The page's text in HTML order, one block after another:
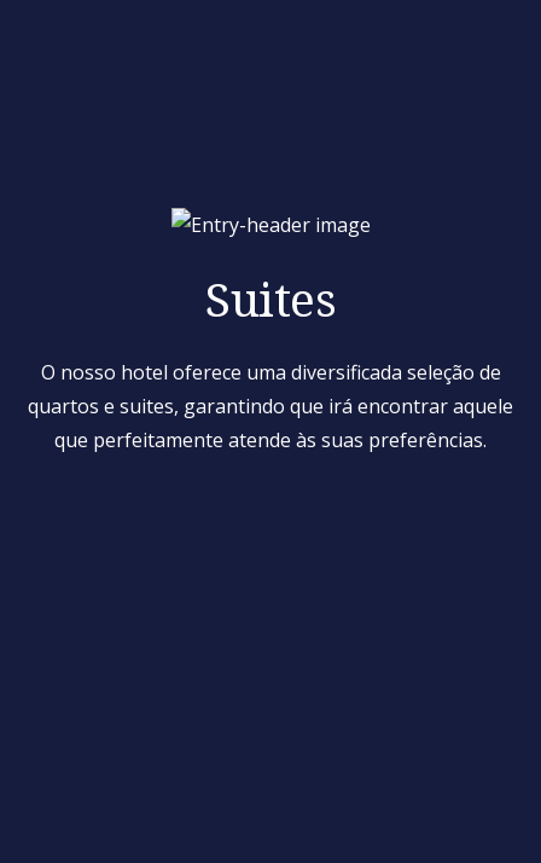
Suites
O nosso hotel oferece uma diversificada seleção de
quartos e suites, garantindo que irá encontrar aquele
que perfeitamente atende às suas preferências.